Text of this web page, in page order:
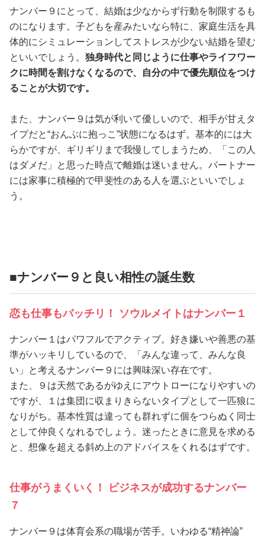
ナンバー９にとって、結婚は少なからず行動を制限するも
のになります。子どもを産みたいなら特に、家庭生活を具
体的にシミュレーションしてストレスが少ない結婚を望む
といいでしょう。 独身時代と同じように仕事やライフワー
クに時間を割けなくなるので、自分の中で優先順位をつけ
ることが大切です。
また、ナンバー９は気が利いて優しいので、相手が甘えタ
イプだと“おんぶに抱っこ”状態になるはず。基本的には大
らかですが、ギリギリまで我慢してしまうため、「この人
はダメだ」と思った時点で離婚は迷いません。パートナー
には家事に積極的で甲斐性のある人を選ぶといいでしょ
う。
■ナンバー９と良い相性の誕生数
恋も仕事もバッチリ！ ソウルメイトはナンバー１
ナンバー１はパワフルでアクティブ。好き嫌いや善悪の基
準がハッキリしているので、「みんな違って、みんな良
い」と考えるナンバー９には興味深い存在です。
また、９は天然であるがゆえにアウトローになりやすいの
ですが、１は集団に収まりきらないタイプとして一匹狼に
なりがち。基本性質は違っても群れずに個をつらぬく同士
として仲良くなれるでしょう。迷ったときに意見を求める
と、想像を超える斜め上のアドバイスをくれるはずです。
仕事がうまくいく！ ビジネスが成功するナンバー
７
ナンバー９は体育会系の職場が苦手。いわゆる“精神論”